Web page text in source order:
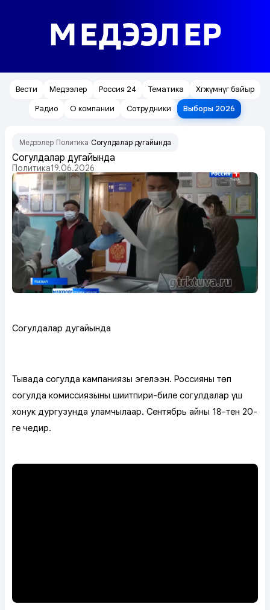
МЕДЭЭЛЕР
Вести Медээлер Россия 24 Тематика
Хөгжүмнүг байыр
Радио
О компании Сотрудники Выборы 2026
Медээлер Политика Соңгулдалар дугайында
Соңгулдалар дугайында
Политика19.06.2026
Соңгулдалар дугайында
Тывада соңгулда кампаниязы эгелээн. Россияның төп
соңгулда комиссиязының шиитпири-биле соңгулдалар үш
хонук дургузунда уламчылаар. Сентябрь айның 18-тен 20-
ге чедир.